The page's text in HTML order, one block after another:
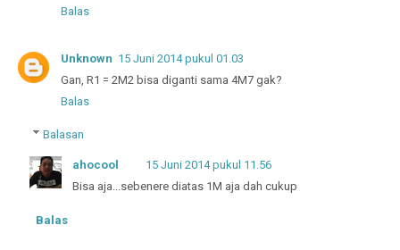
Balas
Unknown 15 Juni 2014 pukul 01.03
Gan, R1 = 2M2 bisa diganti sama 4M7 gak?
Balas
Balasan
ahocool
15 Juni 2014 pukul 11.56
Bisa aja...sebenere diatas 1M aja dah cukup
Balas